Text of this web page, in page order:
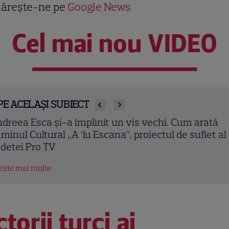
ne pe Google News
Cel mai nou VIDEO
ACELAȘI SUBIECT
Cosoi, declarație emoționantă după nașterea
„Aș putea naște de o mie de ori și, de fiecare
ca prima oară”
mai multe
turci ai